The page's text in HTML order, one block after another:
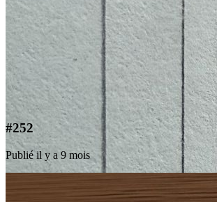
#252
Publié il y a 9 mois